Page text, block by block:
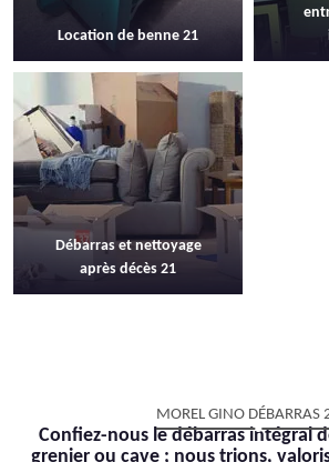
Location de benne 21
Débarras et nettoyage
après décès 21
MOREL GINO DÉBARRAS
Confiez-nous le débarras intégral
grenier ou cave ; nous trions,